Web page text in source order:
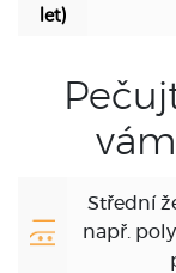
let)
Střední
např.